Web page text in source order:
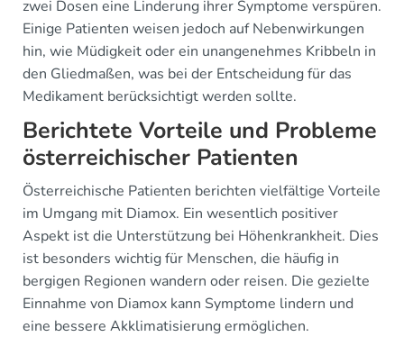
zwei Dosen eine Linderung ihrer Symptome verspüren.
Einige Patienten weisen jedoch auf Nebenwirkungen
hin, wie Müdigkeit oder ein unangenehmes Kribbeln in
den Gliedmaßen, was bei der Entscheidung für das
Medikament berücksichtigt werden sollte.
Berichtete Vorteile und Probleme
österreichischer Patienten
Österreichische Patienten berichten vielfältige Vorteile
im Umgang mit Diamox. Ein wesentlich positiver
Aspekt ist die Unterstützung bei Höhenkrankheit. Dies
ist besonders wichtig für Menschen, die häufig in
bergigen Regionen wandern oder reisen. Die gezielte
Einnahme von Diamox kann Symptome lindern und
eine bessere Akklimatisierung ermöglichen.